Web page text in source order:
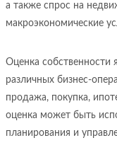
а также спрос на
макроэкономические
Оценка собственности
различных бизнес-
продажа, покупка,
оценка может быть
планирования и